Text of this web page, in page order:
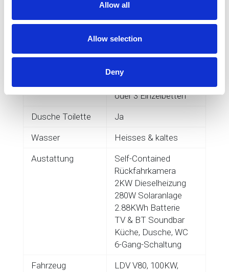
Allow all
Allow selection
Deny
Mehr Info Preisrechner
1 Doppelbett
oder 3 Einzelbetten
Dusche Toilette Ja
Wasser Heisses & kaltes
Austattung
Self-Contained
Rückfahrkamera
2KW Dieselheizung
280W Solaranlage
2.88KWh Batterie
TV & BT Soundbar
Küche, Dusche, WC
6-Gang-Schaltung
Fahrzeug
LDV V80, 100KW,